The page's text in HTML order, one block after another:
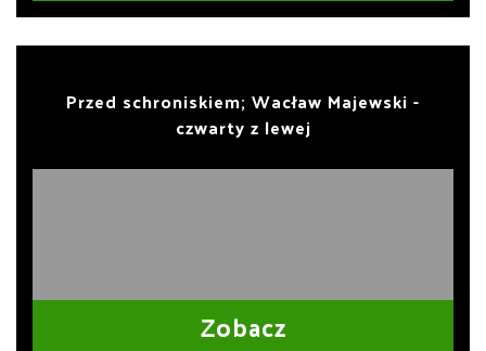
Przed schroniskiem; Wacław Majewski -
czwarty z lewej
Zobacz